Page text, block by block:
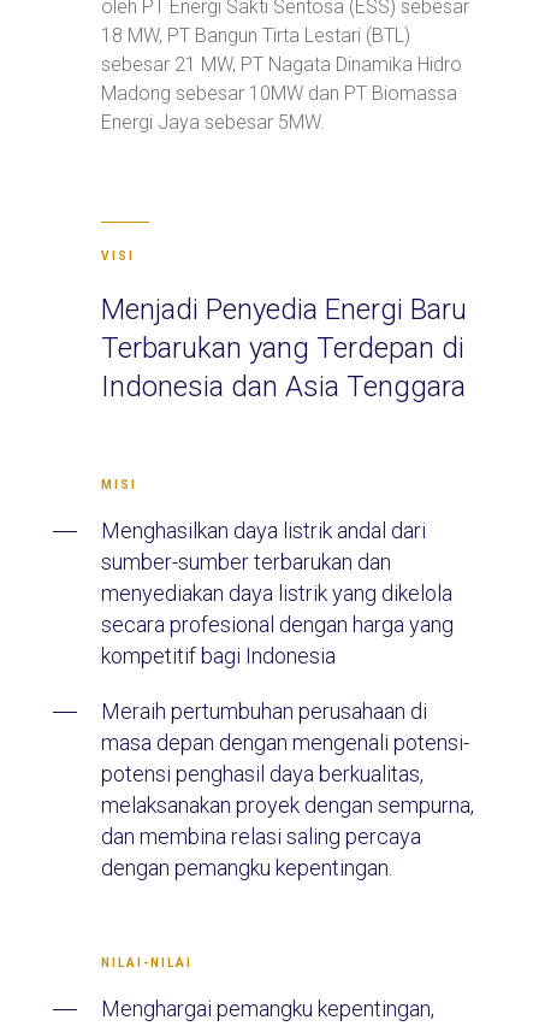
oleh PT Energi Sakti Sentosa (ESS) sebesar
18 MW, PT Bangun Tirta Lestari (BTL)
sebesar 21 MW, PT Nagata Dinamika Hidro
Madong sebesar 10MW dan PT Biomassa
Energi Jaya sebesar 5MW.
VISI
Menjadi Penyedia Energi Baru
Terbarukan yang Terdepan di
Indonesia dan Asia Tenggara
MISI
Menghasilkan daya listrik andal dari
sumber-sumber terbarukan dan
menyediakan daya listrik yang dikelola
secara profesional dengan harga yang
kompetitif bagi Indonesia
Meraih pertumbuhan perusahaan di
masa depan dengan mengenali potensi-
potensi penghasil daya berkualitas,
melaksanakan proyek dengan sempurna,
dan membina relasi saling percaya
dengan pemangku kepentingan.
NILAI-NILAI
Menghargai pemangku kepentingan,